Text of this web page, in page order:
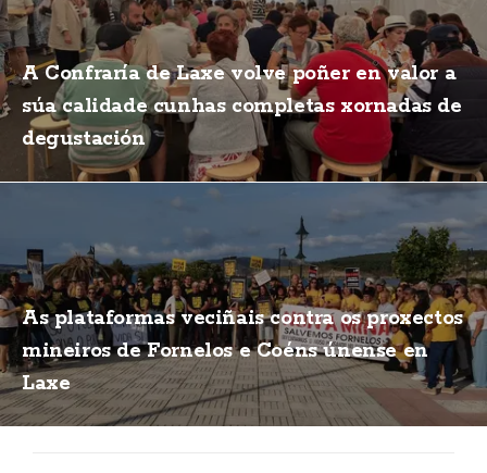
A Confraría de Laxe volve poñer en valor a
súa calidade cunhas completas xornadas de
degustación
As plataformas veciñais contra os proxectos
mineiros de Fornelos e Coéns únense en
Laxe